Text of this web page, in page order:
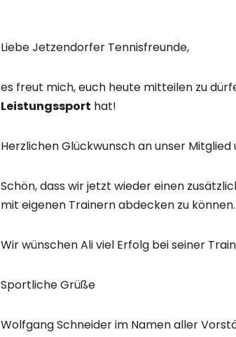
Liebe Jetzendorfer Tennisfreunde,
es freut mich, euch heute mitteilen zu
Leistungssport hat!
Herzlichen Glückwunsch an unser
Schön, dass wir jetzt wieder einen
mit eigenen Trainern abdecken zu können.
Wir wünschen Ali viel Erfolg bei seiner
Sportliche Grüße
Wolfgang Schneider im Namen aller